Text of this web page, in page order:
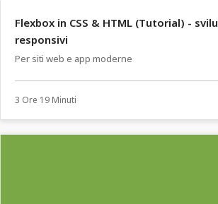
Flexbox in CSS & HTML (Tutorial) -
responsivi
Per siti web e app moderne
3 Ore 19 Minuti